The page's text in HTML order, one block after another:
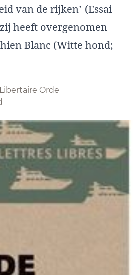
van de rijken’ (Essai
heeft overgenomen
Blanc (Witte hond;
Orde